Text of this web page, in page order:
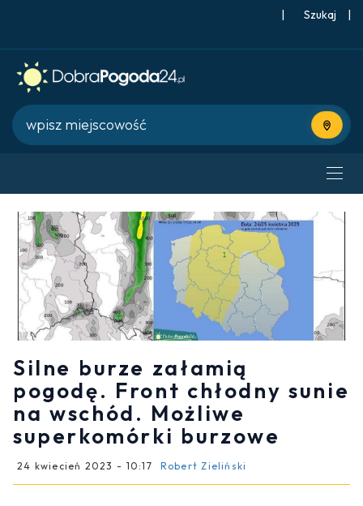
| |
Użyj
Silne burze załamią
pogodę. Front chłodny sunie
na wschód. Możliwe
superkomórki burzowe
24 kwiecień 2023 - 10:17 Robert Zieliński